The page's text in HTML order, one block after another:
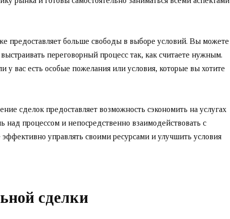
предоставляет больше свободы в выборе условий. Вы можете
переговорный процесс так, как считаете нужным.
у вас есть особые пожелания или условия, которые вы хотите
сделок предоставляет возможность сэкономить на услугах
над процессом и непосредственно взаимодействовать с
управлять своими ресурсами и улучшить условия
сделки